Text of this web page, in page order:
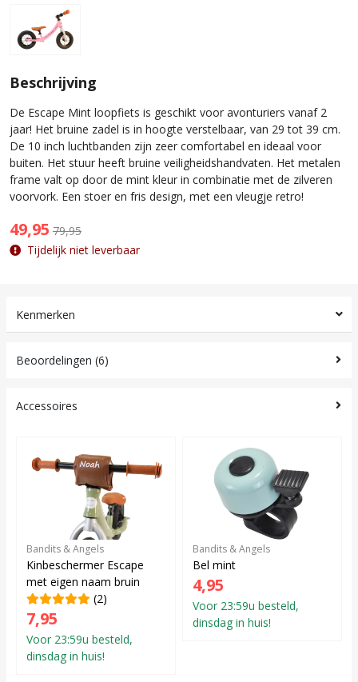
Beschrijving
De Escape Mint loopfiets is geschikt voor avonturiers vanaf 2
jaar! Het bruine zadel is in hoogte verstelbaar, van 29 tot 39 cm.
De 10 inch luchtbanden zijn zeer comfortabel en ideaal voor
buiten. Het stuur heeft bruine veiligheidshandvaten. Het metalen
frame valt op door de mint kleur in combinatie met de zilveren
voorvork. Een stoer en fris design, met een vleugje retro!
49,95 79,95
Tijdelijk niet leverbaar
Kenmerken
Beoordelingen (6)
Accessoires
Bandits & Angels
Kinbeschermer Escape
met eigen naam bruin
(2)
7,95
Voor 23:59u besteld,
dinsdag in huis!
Bandits & Angels
Bel mint
4,95
Voor 23:59u besteld,
dinsdag in huis!